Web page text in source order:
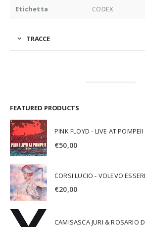
Etichetta CODEX
TRACCE
FEATURED PRODUCTS
PINK FLOYD - LIVE AT
€50,00
CORSI LUCIO - VOLEVO
€20,00
CAMISASCA JURI & ROSARIO